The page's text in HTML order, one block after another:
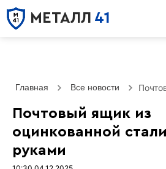
МЕТАЛЛ 41
Главная Все новости
Почтовый ящик из
оцинкованной
руками